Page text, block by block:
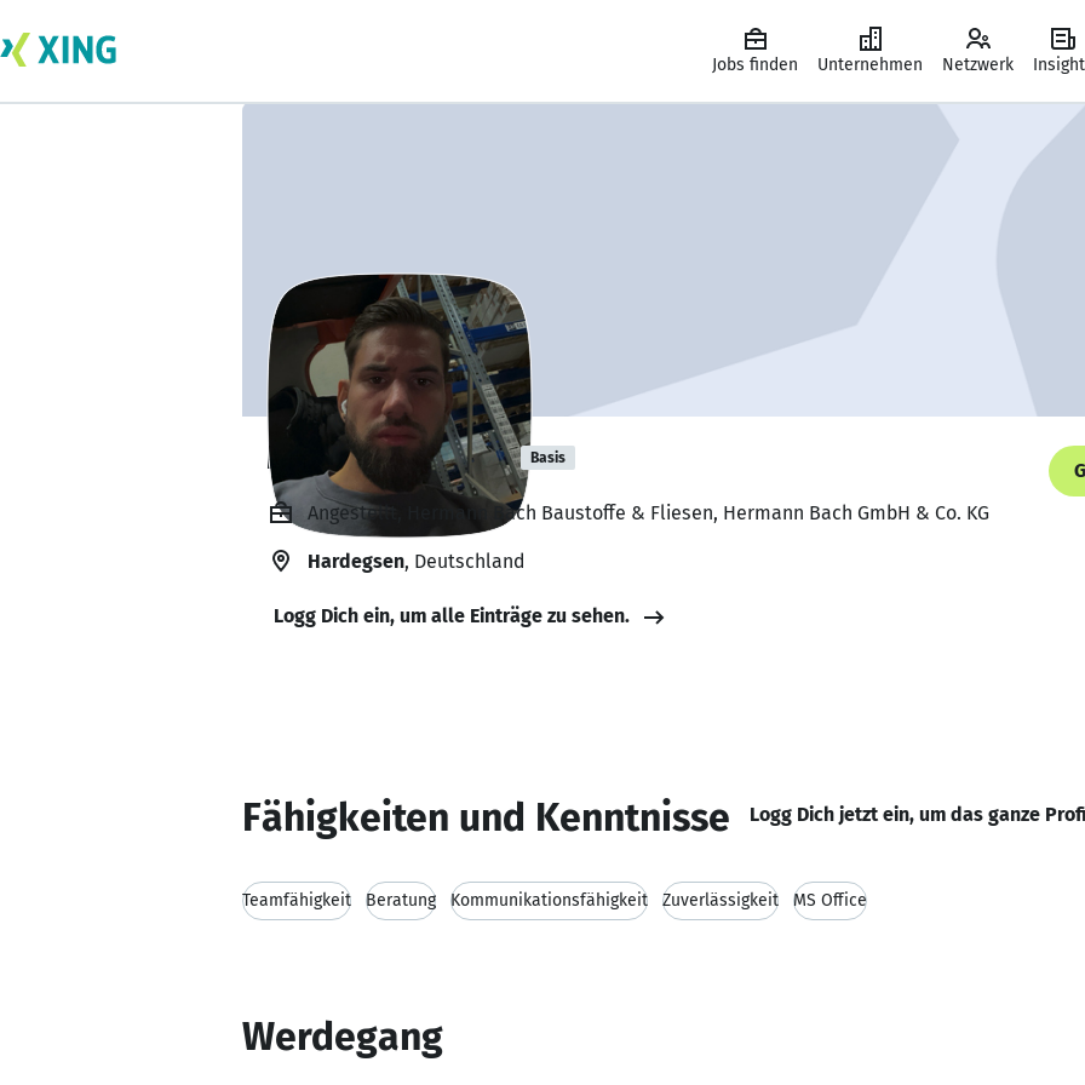
Jobs finden Unternehmen Netzwerk
Macholino Weiß Basis
Angestellt, Hermann Bach Baustoffe & Fliesen, Hermann Bach GmbH & Co. KG
Hardegsen, Deutschland
Logg Dich ein, um alle Einträge zu sehen.
Fähigkeiten und Kenntnisse Logg Dich jetzt ein, um das ganze
Teamfähigkeit Beratung Kommunikationsfähigkeit Zuverlässigkeit MS Office
Werdegang